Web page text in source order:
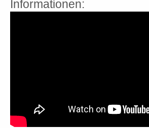
Informationen: